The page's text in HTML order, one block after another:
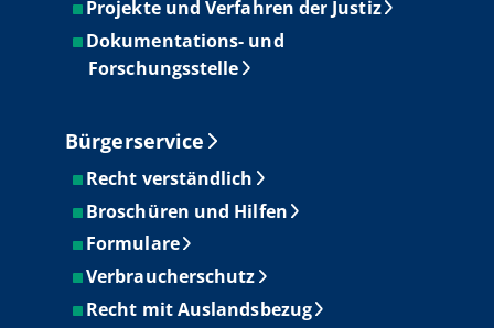
Projekte und Verfahren der Justiz
Dokumentations- und
Forschungsstelle
Bürgerservice
Recht verständlich
Broschüren und Hilfen
Formulare
Verbraucherschutz
Recht mit Auslandsbezug